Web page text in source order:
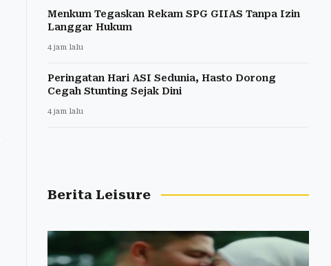
Menkum Tegaskan Rekam SPG GIIAS Tanpa Izin
Langgar Hukum
4 jam lalu
Peringatan Hari ASI Sedunia, Hasto Dorong
Cegah Stunting Sejak Dini
4 jam lalu
Berita Leisure